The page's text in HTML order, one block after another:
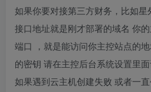
如果你要对接第三方财务，比如星
接口地址就是刚才部署的域名 你
端口 ，就是能访问你主控站点的
的密钥 请在主控后台系统设置里
如果遇到云主机创建失败 或者一